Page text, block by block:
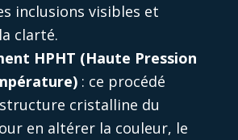
inclusions visibles et
clarté.
HPHT (Haute Pression
: ce procédé
cristalline du
en altérer la couleur, le